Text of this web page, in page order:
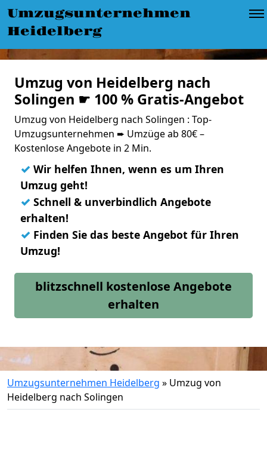
Umzugsunternehmen
Heidelberg
Umzug von Heidelberg nach
Solingen ☛ 100 % Gratis-Angebot
Umzug von Heidelberg nach Solingen : Top-
Umzugsunternehmen ➨ Umzüge ab 80€ –
Kostenlose Angebote in 2 Min.
✓ Wir helfen Ihnen, wenn es um Ihren
Umzug geht!
✓ Schnell & unverbindlich Angebote
erhalten!
✓ Finden Sie das beste Angebot für Ihren
Umzug!
blitzschnell kostenlose Angebote
erhalten
Umzugsunternehmen Heidelberg » Umzug von
Heidelberg nach Solingen